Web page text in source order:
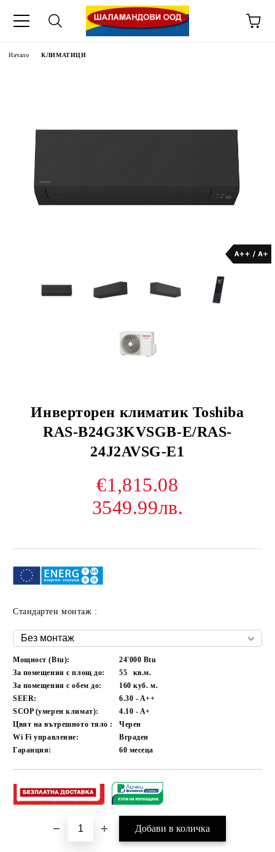
Начало КЛИМАТИЦИ
Инверторен климатик Toshiba
RAS-B24G3KVSGB-E/RAS-
24J2AVSG-E1
€1,815.08
3549.99лв.
Стандартен монтаж :
Мощност (Btu):
24'000 Btu
За помещения с площ до:
55
кв.м.
За помещения с обем до:
160куб. м.
SEER:
6.30 - A++
SCOP (умерен климат):
4.10 - A+
Цвят на вътрешното тяло :
Черен
Wi Fi управление:
Вграден
Гаранция:
60 месеца